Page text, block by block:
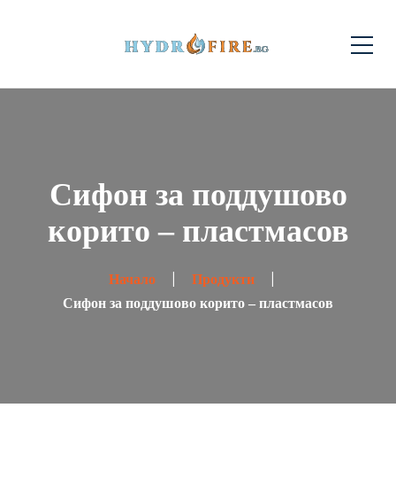
Сифон за поддушово
корито – пластмасов
Начало
Продукти
Сифон за поддушово корито – пластмасов